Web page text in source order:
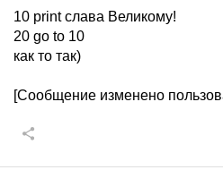
10 print слава Великому!
20 go to 10
как то так)
[Сообщение изменено